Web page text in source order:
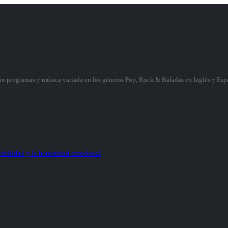
y música variada en los géneros Pop, Rock & Baladas en Inglés y
y la honestidad emocional